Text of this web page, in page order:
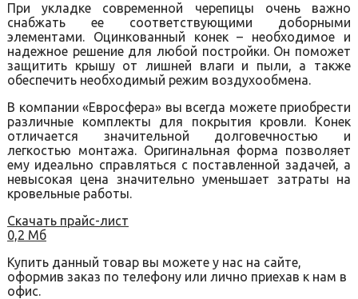
При укладке современной черепицы очень важно
снабжать ее соответствующими доборными
элементами. Оцинкованный конек – необходимое и
надежное решение для любой постройки. Он поможет
защитить крышу от лишней влаги и пыли, а также
обеспечить необходимый режим воздухообмена.
В компании «Евросфера» вы всегда можете приобрести
различные комплекты для покрытия кровли. Конек
отличается значительной долговечностью и
легкостью монтажа. Оригинальная форма позволяет
ему идеально справляться с поставленной задачей, а
невысокая цена значительно уменьшает затраты на
кровельные работы.
Скачать прайс-лист
0,2 Мб
Купить данный товар вы можете у нас на сайте,
оформив заказ по телефону или лично приехав к нам в
офис.